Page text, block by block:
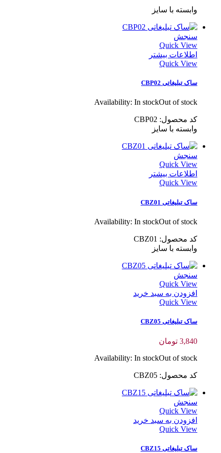
وابسته با سایز
سنجش
Quick View
اطلاعات بیشتر
Quick View
ساک تبلیغاتی CBP02
Availability: In stockOut of stock
کد محصول: CBP02
وابسته با سایز
سنجش
Quick View
اطلاعات بیشتر
Quick View
ساک تبلیغاتی CBZ01
Availability: In stockOut of stock
کد محصول: CBZ01
وابسته با سایز
سنجش
Quick View
افزودن به سبد خرید
Quick View
ساک تبلیغاتی CBZ05
3,840 تومان
Availability: In stockOut of stock
کد محصول: CBZ05
سنجش
Quick View
افزودن به سبد خرید
Quick View
ساک تبلیغاتی CBZ15